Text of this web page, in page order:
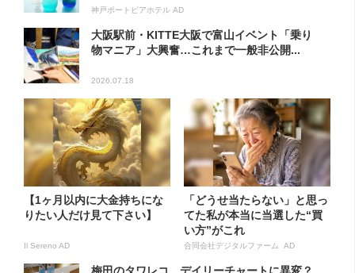
神戸ポートピアホテル AD
大阪駅前・KITTE大阪で富山イベント「乗り
物マニア」大興奮…これまで一般非公開...
2026.07.18
【1ヶ月以内に大金持ちにな
りたい人だけ見て下さい】
Il Sereno AD
「どうせ当たらない」と思っ
てた私が本当に当選した“買
い方”がこれ
合同会社デジタルファーム AD